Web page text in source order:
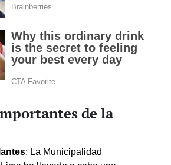
de la
: La Municipalidad